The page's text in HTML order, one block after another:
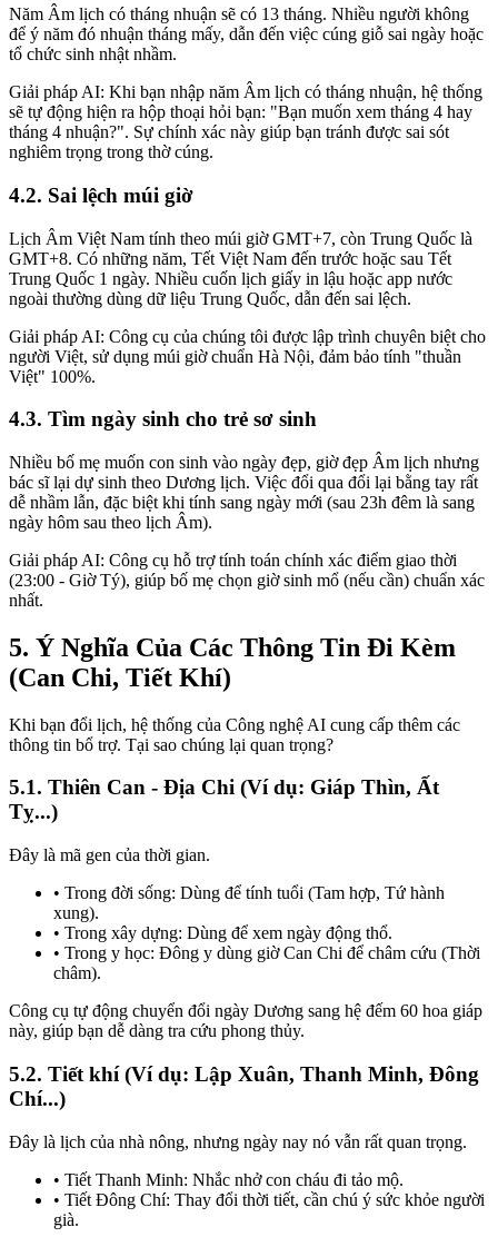
Năm Âm lịch có tháng nhuận sẽ có 13 tháng. Nhiều người không
để ý năm đó nhuận tháng mấy, dẫn đến việc cúng giỗ sai ngày hoặc
tổ chức sinh nhật nhầm.
Giải pháp AI: Khi bạn nhập năm Âm lịch có tháng nhuận, hệ thống
sẽ tự động hiện ra hộp thoại hỏi bạn: "Bạn muốn xem tháng 4 hay
tháng 4 nhuận?". Sự chính xác này giúp bạn tránh được sai sót
nghiêm trọng trong thờ cúng.
4.2. Sai lệch múi giờ
Lịch Âm Việt Nam tính theo múi giờ GMT+7, còn Trung Quốc là
GMT+8. Có những năm, Tết Việt Nam đến trước hoặc sau Tết
Trung Quốc 1 ngày. Nhiều cuốn lịch giấy in lậu hoặc app nước
ngoài thường dùng dữ liệu Trung Quốc, dẫn đến sai lệch.
Giải pháp AI: Công cụ của chúng tôi được lập trình chuyên biệt cho
người Việt, sử dụng múi giờ chuẩn Hà Nội, đảm bảo tính "thuần
Việt" 100%.
4.3. Tìm ngày sinh cho trẻ sơ sinh
Nhiều bố mẹ muốn con sinh vào ngày đẹp, giờ đẹp Âm lịch nhưng
bác sĩ lại dự sinh theo Dương lịch. Việc đổi qua đổi lại bằng tay rất
dễ nhầm lẫn, đặc biệt khi tính sang ngày mới (sau 23h đêm là sang
ngày hôm sau theo lịch Âm).
Giải pháp AI: Công cụ hỗ trợ tính toán chính xác điểm giao thời
(23:00 - Giờ Tý), giúp bố mẹ chọn giờ sinh mổ (nếu cần) chuẩn xác
nhất.
5. Ý Nghĩa Của Các Thông Tin Đi Kèm
(Can Chi, Tiết Khí)
Khi bạn đổi lịch, hệ thống của Công nghệ AI cung cấp thêm các
thông tin bổ trợ. Tại sao chúng lại quan trọng?
5.1. Thiên Can - Địa Chi (Ví dụ: Giáp Thìn, Ất
Tỵ...)
Đây là mã gen của thời gian.
• Trong đời sống: Dùng để tính tuổi (Tam hợp, Tứ hành
xung).
• Trong xây dựng: Dùng để xem ngày động thổ.
• Trong y học: Đông y dùng giờ Can Chi để châm cứu (Thời
châm).
Công cụ tự động chuyển đổi ngày Dương sang hệ đếm 60 hoa giáp
này, giúp bạn dễ dàng tra cứu phong thủy.
5.2. Tiết khí (Ví dụ: Lập Xuân, Thanh Minh, Đông
Chí...)
Đây là lịch của nhà nông, nhưng ngày nay nó vẫn rất quan trọng.
• Tiết Thanh Minh: Nhắc nhở con cháu đi tảo mộ.
• Tiết Đông Chí: Thay đổi thời tiết, cần chú ý sức khỏe người
già.